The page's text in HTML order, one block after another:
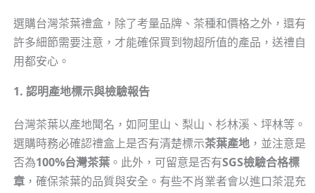
選購台灣茶葉禮盒，除了考量品牌、茶種和價格之外，還有
許多細節需要注意，才能確保買到物超所值的產品，送禮自
用都安心。
1. 認明產地標示與檢驗報告
台灣茶葉以產地聞名，如阿里山、梨山、杉林溪、坪林等。
選購時務必確認禮盒上是否有清楚標示茶葉產地，並注意是
否為100%台灣茶葉。此外，可留意是否有SGS檢驗合格標
章，確保茶葉的品質與安全。有些不肖業者會以進口茶混充